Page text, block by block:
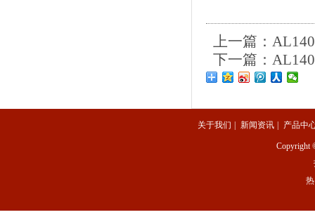
上一篇：
下一篇：
关于我们 新闻资讯 产品中
Copyright